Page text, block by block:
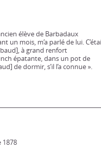
élève de Barbadaux
un mois, m’a parlé de lui.
à grand renfort
épatante, dans un pot de
de dormir, s’il l’a connue ».
1878